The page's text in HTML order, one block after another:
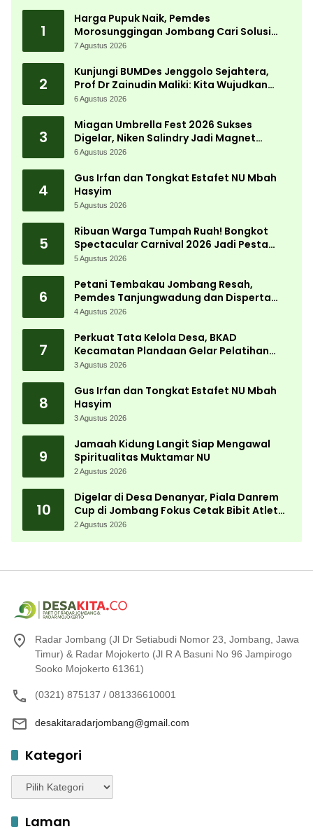
1
Harga Pupuk Naik, Pemdes
Morosunggingan Jombang Cari Solusi
Lewat Kajian Akademik
7 Agustus 2026
2
Kunjungi BUMDes Jenggolo Sejahtera,
Prof Dr Zainudin Maliki: Kita Wujudkan
Kemandirian Ekonomi dengan Potensi
6 Agustus 2026
3
Miagan Umbrella Fest 2026 Sukses
Digelar, Niken Salindry Jadi Magnet
Ribuan Pengunjung
6 Agustus 2026
4
Gus Irfan dan Tongkat Estafet NU Mbah
Hasyim
5 Agustus 2026
5
Ribuan Warga Tumpah Ruah! Bongkot
Spectacular Carnival 2026 Jadi Pesta
Kemerdekaan Terbesar di Peterongan
5 Agustus 2026
6
Petani Tembakau Jombang Resah,
Pemdes Tanjungwadung dan Disperta
Bergerak Cepat
4 Agustus 2026
7
Perkuat Tata Kelola Desa, BKAD
Kecamatan Plandaan Gelar Pelatihan
Aparatur Pemdes
3 Agustus 2026
8
Gus Irfan dan Tongkat Estafet NU Mbah
Hasyim
3 Agustus 2026
9
Jamaah Kidung Langit Siap Mengawal
Spiritualitas Muktamar NU
2 Agustus 2026
10
Digelar di Desa Denanyar, Piala Danrem
Cup di Jombang Fokus Cetak Bibit Atlet
Menembak Berprestasi
2 Agustus 2026
Radar Jombang (Jl Dr Setiabudi Nomor 23, Jombang, Jawa
Timur) & Radar Mojokerto (Jl R A Basuni No 96 Jampirogo
Sooko Mojokerto 61361)
(0321) 875137 / 081336610001
desakitaradarjombang@gmail.com
Kategori
Kategori
Laman